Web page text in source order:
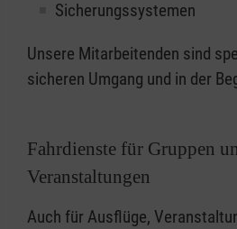
Sicherungssystemen
Unsere Mitarbeitenden sind
sicheren Umgang und in der
Fahrdienste für Gruppen
Veranstaltungen
Auch für Ausflüge,